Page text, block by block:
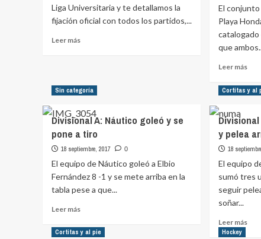
hizo
fuerte
la
Liga Universitaria y te detallamos la
fijación oficial con todos los partidos,...
Leer más
canchas
y
El
Playa
catalogado
que
Leer más
el
con
la
Sin categoría
Divisional A: Náutico goleó y se
pone a tiro
18 septiembre, 2017 0
El equipo de Náutico goleó a Elbio
Fernández 8 -1 y se mete arriba en la
tabla pese a que...
Leer más
sobre
Cortitas y al
y pelea
18
El equipo
sumó tres
seguir
soñar...
Leer más
Cortitas y al pie Hockey